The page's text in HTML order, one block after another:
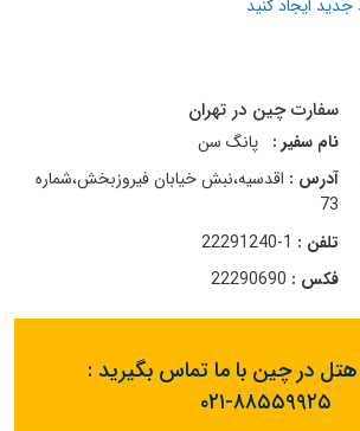
جدید ایجاد کنید
سفارت چین در تهران
نام سفیر : پانگ سن
آدرس : اقدسیه،نبش خیابان فیروزبخش،شماره
73
تلفن : 1-22291240
فکس : 22290690
در چین با ما تماس بگیرید :
۰۲۱-۸۸۵۵۹۹۲۵